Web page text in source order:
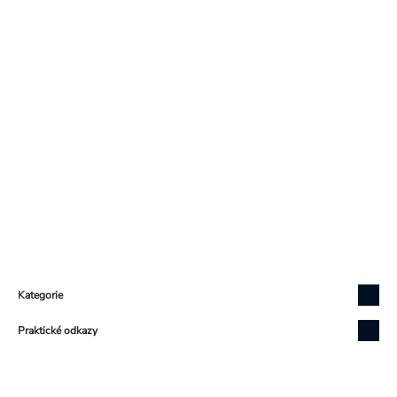
Kategorie
Praktické odkazy